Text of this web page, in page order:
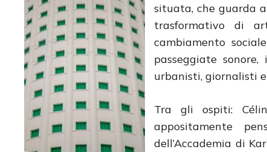
situata, che guarda
trasformativo di
cambiamento
passeggiate
urbanisti, giornalisti
Tra gli ospiti:
appositamente
dell’Accademia di